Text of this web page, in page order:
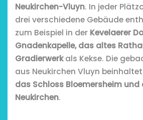
Neukirchen-Vluyn. In jeder
drei verschiedene Gebäude
zum Beispiel in der Kevelaerer
Gnadenkapelle, das altes
Gradierwerkals Kekse. Die
aus Neukirchen Vluyn
das Schloss Bloemersheim und
Neukirchen.